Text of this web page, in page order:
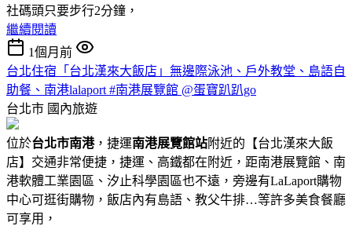
社碼頭只要步行2分鐘，
繼續閱讀
1個月前
台北住宿「台北漢來大飯店」無邊際泳池、戶外教堂、島語自
助餐、南港lalaport #南港展覽館 @蛋寶趴趴go
台北市 國內旅遊
位於台北市南港，捷運南港展覽館站附近的【台北漢來大飯
店】交通非常便捷，捷運、高鐵都在附近，距南港展覽館、南
港軟體工業園區、汐止科學園區也不遠，旁邊有LaLaport購物
中心可逛街購物，飯店內有島語、教父牛排…等許多美食餐廳
可享用，